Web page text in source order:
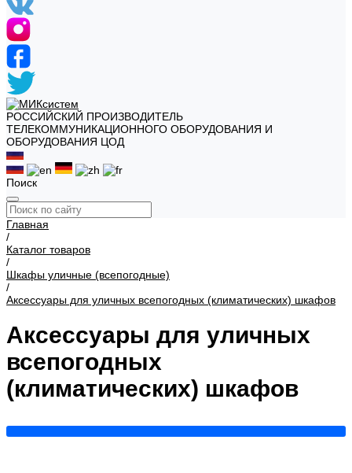
РОССИЙСКИЙ ПРОИЗВОДИТЕЛЬ
ТЕЛЕКОММУНИКАЦИОННОГО ОБОРУДОВАНИЯ И
ОБОРУДОВАНИЯ ЦОД
Поиск
Главная
/
Каталог товаров
/
Шкафы уличные (всепогодные)
/
Аксессуары для уличных всепогодных (климатических) шкафов
Аксессуары для уличных
всепогодных
(климатических) шкафов